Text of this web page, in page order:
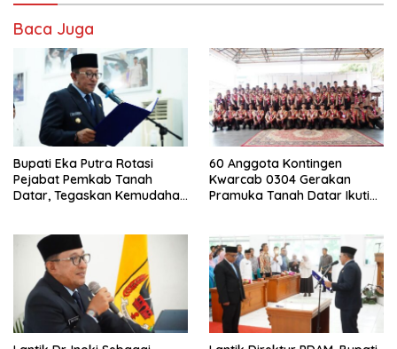
Baca Juga
Bupati Eka Putra Rotasi
Pejabat Pemkab Tanah
Datar, Tegaskan Kemudahan
60 Anggota Kontingen
Kwarcab 0304 Gerakan
Pramuka Tanah Datar Ikuti